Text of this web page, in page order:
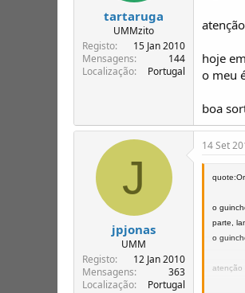
tartaruga
UMMzito
Registo
15 Jan 2010
Mensagens
144
Localização
Portugal
hoje
o meu
boa
J
jpjonas
UMM
Registo
12 Jan 2010
Mensagens
363
Localização
Portugal
14 Set
o
parte,
o
atenção